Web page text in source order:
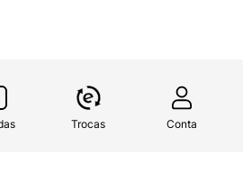
Trocas Conta